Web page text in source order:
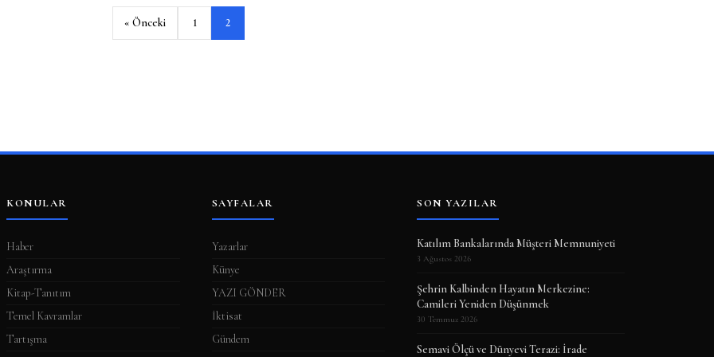
« Önceki 1 2
KONULAR
Haber
Araştırma
Kitap-Tanıtım
Temel Kavramlar
Tartışma
SAYFALAR
Yazarlar
Künye
YAZI GÖNDER
İktisat
Gündem
SON YAZILAR
Katılım Bankalarında Müşteri Memnuniyeti
3 Ağustos 2026
Şehrin Kalbinden Hayatın Merkezine:
Camileri Yeniden Düşünmek
30 Temmuz 2026
Semavi Ölçü ve Dünyevi Terazi: İrade